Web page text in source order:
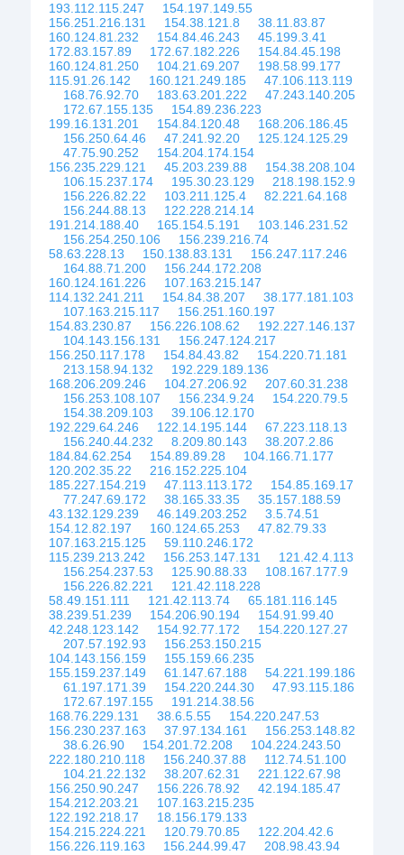
193.112.115.247
154.197.149.55
156.251.216.131
154.38.121.8
38.11.83.87
160.124.81.232
154.84.46.243
45.199.3.41
172.83.157.89
172.67.182.226
154.84.45.198
160.124.81.250
104.21.69.207
198.58.99.177
115.91.26.142
160.121.249.185
47.106.113.119
168.76.92.70
183.63.201.222
47.243.140.205
172.67.155.135
154.89.236.223
199.16.131.201
154.84.120.48
168.206.186.45
156.250.64.46
47.241.92.20
125.124.125.29
47.75.90.252
154.204.174.154
156.235.229.121
45.203.239.88
154.38.208.104
106.15.237.174
195.30.23.129
218.198.152.9
156.226.82.22
103.211.125.4
82.221.64.168
156.244.88.13
122.228.214.14
191.214.188.40
165.154.5.191
103.146.231.52
156.254.250.106
156.239.216.74
58.63.228.13
150.138.83.131
156.247.117.246
164.88.71.200
156.244.172.208
160.124.161.226
107.163.215.147
114.132.241.211
154.84.38.207
38.177.181.103
107.163.215.117
156.251.160.197
154.83.230.87
156.226.108.62
192.227.146.137
104.143.156.131
156.247.124.217
156.250.117.178
154.84.43.82
154.220.71.181
213.158.94.132
192.229.189.136
168.206.209.246
104.27.206.92
207.60.31.238
156.253.108.107
156.234.9.24
154.220.79.5
154.38.209.103
39.106.12.170
192.229.64.246
122.14.195.144
67.223.118.13
156.240.44.232
8.209.80.143
38.207.2.86
184.84.62.254
154.89.89.28
104.166.71.177
120.202.35.22
216.152.225.104
185.227.154.219
47.113.113.172
154.85.169.17
77.247.69.172
38.165.33.35
35.157.188.59
43.132.129.239
46.149.203.252
3.5.74.51
154.12.82.197
160.124.65.253
47.82.79.33
107.163.215.125
59.110.246.172
115.239.213.242
156.253.147.131
121.42.4.113
156.254.237.53
125.90.88.33
108.167.177.9
156.226.82.221
121.42.118.228
58.49.151.111
121.42.113.74
65.181.116.145
38.239.51.239
154.206.90.194
154.91.99.40
42.248.123.142
154.92.77.172
154.220.127.27
207.57.192.93
156.253.150.215
104.143.156.159
155.159.66.235
155.159.237.149
61.147.67.188
54.221.199.186
61.197.171.39
154.220.244.30
47.93.115.186
172.67.197.155
191.214.38.56
168.76.229.131
38.6.5.55
154.220.247.53
156.230.237.163
37.97.134.161
156.253.148.82
38.6.26.90
154.201.72.208
104.224.243.50
222.180.210.118
156.240.37.88
112.74.51.100
104.21.22.132
38.207.62.31
221.122.67.98
156.250.90.247
156.226.78.92
42.194.185.47
154.212.203.21
107.163.215.235
122.192.218.17
18.156.179.133
154.215.224.221
120.79.70.85
122.204.42.6
156.226.119.163
156.244.99.47
208.98.43.94